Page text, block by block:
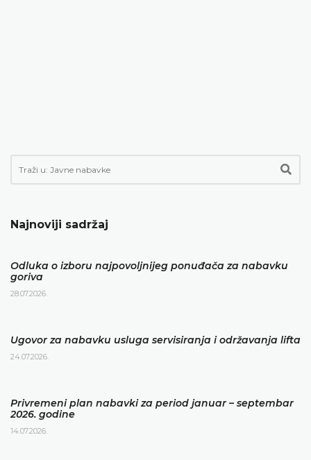
Najnoviji sadržaj
Odluka o izboru najpovoljnijeg ponuđača za nabavku
goriva
28.07.2026.
Ugovor za nabavku usluga servisiranja i održavanja lifta
24.07.2026.
Privremeni plan nabavki za period januar – septembar
2026. godine
14.07.2026.